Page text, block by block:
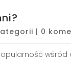
| 0